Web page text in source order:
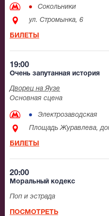
Сокольники
ул. Стромынка, 6
БИЛЕТЫ
19:00
Очень запутанная история
Дворец на Яузе
Основная сцена
Электрозаводская
Площадь Журавлева,
БИЛЕТЫ
20:00
Моральный кодекс
Поп и эстрада
ПОСМОТРЕТЬ